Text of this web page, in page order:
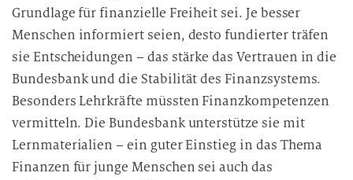
Grundlage für finanzielle Freiheit sei. Je besser
Menschen informiert seien, desto fundierter träfen
sie Entscheidungen – das stärke das Vertrauen in die
Bundesbank und die Stabilität des Finanzsystems.
Besonders Lehrkräfte müssten Finanzkompetenzen
vermitteln. Die Bundesbank unterstütze sie mit
Lernmaterialien – ein guter Einstieg in das Thema
Finanzen für junge Menschen sei auch das